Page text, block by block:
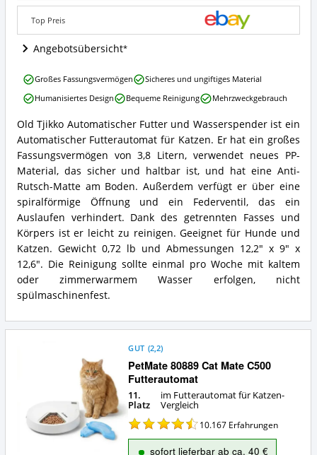
Wasserspender
Angebote:
Wo
ist
dieser
für
Katzen
erhältlich?
Top Preis
Angebotsübersicht
Old
Tjikko
Automatischer
Futter
und
Wasserspender
Zusammenfassung:
Was
bietet
dieser
Futterautomat
für
Katzen?
Old Tjikko Automatischer Futter und Wasserspender ist ein
Automatischer Futterautomat für Katzen. Er hat ein großes
Fassungsvermögen von 3,8 Litern, verwendet neues PP-
Material, das sicher und haltbar ist, und hat eine Anti-
Rutsch-Matte am Boden. Außerdem verfügt er über eine
spiralförmige Öffnung und ein Federventil, das ein
Auslaufen verhindert. Dank des getrennten Fasses und
Körpers ist er leicht zu reinigen. Geeignet für Hunde und
Katzen. Gewicht 0,72 lb und Abmessungen 12,2" x 9" x
12,6". Die Reinigung sollte einmal pro Woche mit kaltem
oder zimmerwarmem Wasser erfolgen, nicht
spülmaschinenfest.
Old
Tjikko
Automatischer
und
Wasserspender
Vorteile:
Was
spricht
für
diesen
Futterautomat
für
Katzen?
Großes Fassungsvermögen
Sicheres und ungiftiges Material
Humanisiertes Design
Bequeme Reinigung Mehrzweckgebrauch
PetMate 80889 Cat Mate C500
Futterautomat
GUT (2,2)
11.
Platz
im Futterautomat für Katzen-
Vergleich
10.167 Erfahrungen
sofort lieferbar ab ca. 40 €